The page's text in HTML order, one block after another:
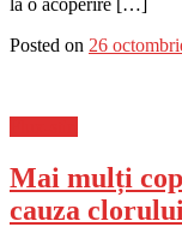
la o acoperire […]
Posted on 26
Mai mulți
cauza